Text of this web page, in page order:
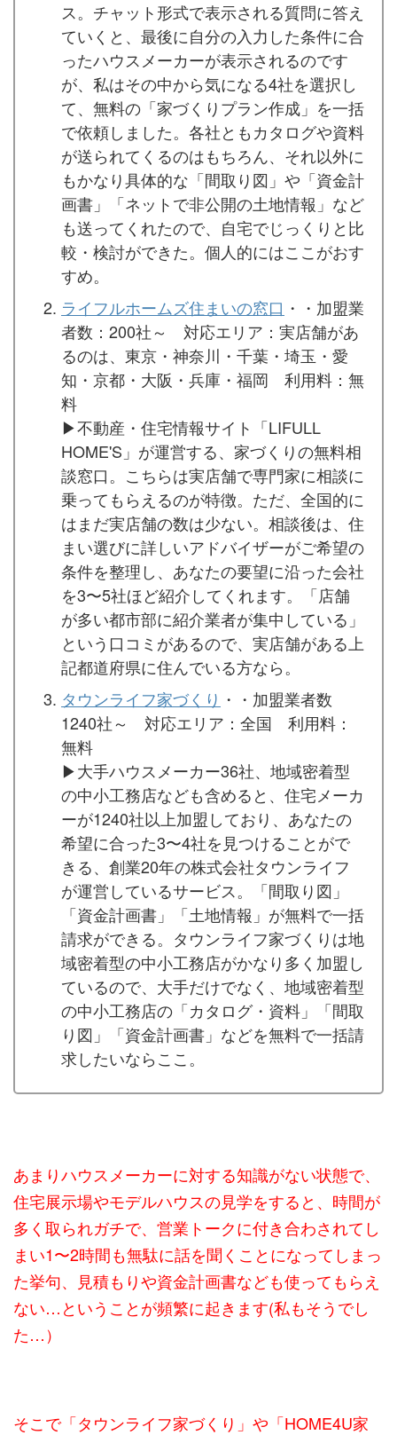
ス。チャット形式で表示される質問に答え
ていくと、最後に自分の入力した条件に合
ったハウスメーカーが表示されるのです
が、私はその中から気になる4社を選択し
て、無料の「家づくりプラン作成」を一括
で依頼しました。各社ともカタログや資料
が送られてくるのはもちろん、それ以外に
もかなり具体的な「間取り図」や「資金計
画書」「ネットで非公開の土地情報」など
も送ってくれたので、自宅でじっくりと比
較・検討ができた。個人的にはここがおす
すめ。
ライフルホームズ住まいの窓口 ・・加盟業
者数：200社～ 対応エリア：実店舗があ
るのは、東京・神奈川・千葉・埼玉・愛
知・京都・大阪・兵庫・福岡 利用料：無
料
▶︎不動産・住宅情報サイト「LIFULL
HOME'S」が運営する、家づくりの無料相
談窓口。こちらは実店舗で専門家に相談に
乗ってもらえるのが特徴。ただ、全国的に
はまだ実店舗の数は少ない。相談後は、住
まい選びに詳しいアドバイザーがご希望の
条件を整理し、あなたの要望に沿った会社
を3〜5社ほど紹介してくれます。「店舗
が多い都市部に紹介業者が集中している」
という口コミがあるので、実店舗がある上
記都道府県に住んでいる方なら。
タウンライフ家づくり ・・加盟業者数
1240社～ 対応エリア：全国 利用料：
無料
▶︎大手ハウスメーカー36社、地域密着型
の中小工務店なども含めると、住宅メーカ
ーが1240社以上加盟しており、あなたの
希望に合った3〜4社を見つけることがで
きる、創業20年の株式会社タウンライフ
が運営しているサービス。「間取り図」
「資金計画書」「土地情報」が無料で一括
請求ができる。タウンライフ家づくりは地
域密着型の中小工務店がかなり多く加盟し
ているので、大手だけでなく、地域密着型
の中小工務店の「カタログ・資料」「間取
り図」「資金計画書」などを無料で一括請
求したいならここ。
あまりハウスメーカーに対する知識がない状態で、
住宅展示場やモデルハウスの見学をすると、時間が
多く取られガチで、営業トークに付き合わされてし
まい1〜2時間も無駄に話を聞くことになってしまっ
た挙句、見積もりや資金計画書なども使ってもらえ
ない…ということが頻繁に起きます(私もそうでし
た…）
そこで「タウンライフ家づくり」や「HOME4U家